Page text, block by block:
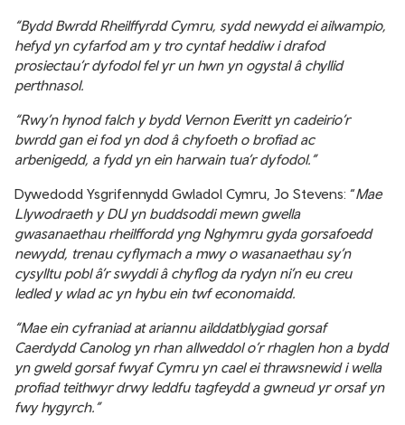
“Bydd Bwrdd Rheilffyrdd Cymru, sydd newydd ei ailwampio,
hefyd yn cyfarfod am y tro cyntaf heddiw i drafod
prosiectau’r dyfodol fel yr un hwn yn ogystal â chyllid
perthnasol.
“Rwy’n hynod falch y bydd Vernon Everitt yn cadeirio’r
bwrdd gan ei fod yn dod â chyfoeth o brofiad ac
arbenigedd, a fydd yn ein harwain tua’r dyfodol.”
Dywedodd Ysgrifennydd Gwladol Cymru, Jo Stevens: “Mae
Llywodraeth y DU yn buddsoddi mewn gwella
gwasanaethau rheilffordd yng Nghymru gyda gorsafoedd
newydd, trenau cyflymach a mwy o wasanaethau sy’n
cysylltu pobl â’r swyddi â chyflog da rydyn ni’n eu creu
ledled y wlad ac yn hybu ein twf economaidd.
“Mae ein cyfraniad at ariannu ailddatblygiad gorsaf
Caerdydd Canolog yn rhan allweddol o’r rhaglen hon a bydd
yn gweld gorsaf fwyaf Cymru yn cael ei thrawsnewid i wella
profiad teithwyr drwy leddfu tagfeydd a gwneud yr orsaf yn
fwy hygyrch.”